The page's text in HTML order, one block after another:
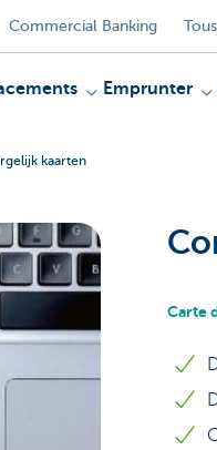
Commercial Banking
Emprunter
kaarten
Carte